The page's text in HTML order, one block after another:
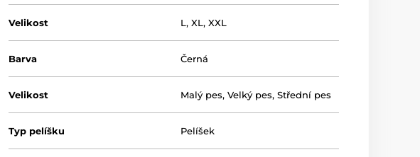
Velikost L,XL,XXL
Barva Černá
Velikost Malý pes,Velký pes,Střední pes
Typ pelíšku Pelíšek